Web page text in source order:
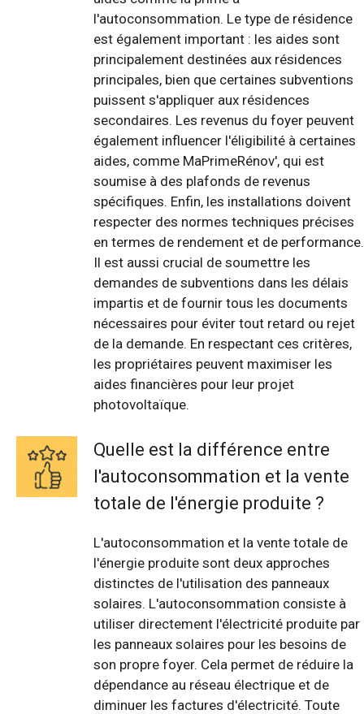
l'autoconsommation. Le type de résidence
est également important : les aides sont
principalement destinées aux résidences
principales, bien que certaines subventions
puissent s'appliquer aux résidences
secondaires. Les revenus du foyer peuvent
également influencer l'éligibilité à certaines
aides, comme MaPrimeRénov', qui est
soumise à des plafonds de revenus
spécifiques. Enfin, les installations doivent
respecter des normes techniques précises
en termes de rendement et de performance.
Il est aussi crucial de soumettre les
demandes de subventions dans les délais
impartis et de fournir tous les documents
nécessaires pour éviter tout retard ou rejet
de la demande. En respectant ces critères,
les propriétaires peuvent maximiser les
aides financières pour leur projet
photovoltaïque.
Quelle est la différence entre
l'autoconsommation et la vente
totale de l'énergie produite ?
L'autoconsommation et la vente totale de
l'énergie produite sont deux approches
distinctes de l'utilisation des panneaux
solaires. L'autoconsommation consiste à
utiliser directement l'électricité produite par
les panneaux solaires pour les besoins de
son propre foyer. Cela permet de réduire la
dépendance au réseau électrique et de
diminuer les factures d'électricité. Toute